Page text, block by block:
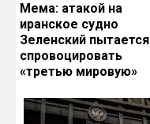
Мема: атакой на
иранское судно
Зеленский пытается
спровоцировать
«третью мировую»